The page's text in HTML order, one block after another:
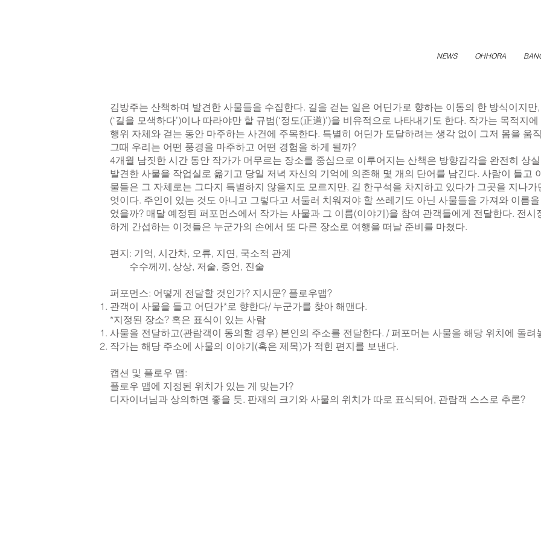
NEWS OHHORA
김방주는 산책하며 발견한 사물들을 수집한다. 길을 걷는 일은 어딘가로 향하는 이동의 한 방식이지
(‘길을 모색하다’)이나 따라야만 할 규범(‘정도(正道)’)을 비유적으로 나타내기도 한다. 작가는 목적지
행위 자체와 걷는 동안 마주하는 사건에 주목한다. 특별히 어딘가 도달하려는 생각 없이 그저 몸을 움
그때 우리는 어떤 풍경을 마주하고 어떤 경험을 하게 될까?
4개월 남짓한 시간 동안 작가가 머무르는 장소를 중심으로 이루어지는 산책은 방향감각을 완전히 상
발견한 사물을 작업실로 옮기고 당일 저녁 자신의 기억에 의존해 몇 개의 단어를 남긴다. 사람이 들고
물들은 그 자체로는 그다지 특별하지 않을지도 모르지만, 길 한구석을 차지하고 있다가 그곳을 지나
엇이다. 주인이 있는 것도 아니고 그렇다고 서둘러 치워져야 할 쓰레기도 아닌 사물들을 가져와 이름
었을까? 매달 예정된 퍼포먼스에서 작가는 사물과 그 이름(이야기)을 참여 관객들에게 전달한다. 전
하게 간섭하는 이것들은 누군가의 손에서 또 다른 장소로 여행을 떠날 준비를 마쳤다.
편지: 기억, 시간차, 오류, 지연, 국소적 관계
수수께끼, 상상, 저술, 증언, 진술
퍼포먼스: 어떻게 전달할 것인가? 지시문? 플로우맵?
관객이 사물을 들고 어딘가*로 향한다/ 누군가를 찾아 해맨다.
*지정된 장소? 혹은 표식이 있는 사람
사물을 전달하고(관람객이 동의할 경우) 본인의 주소를 전달한다. / 퍼포머는 사물을 해당 위치에 돌
작가는 해당 주소에 사물의 이야기(혹은 제목)가 적힌 편지를 보낸다.
캡션 및 플로우 맵:
플로우 맵에 지정된 위치가 있는 게 맞는가?
디자이너님과 상의하면 좋을 듯. 판재의 크기와 사물의 위치가 따로 표식되어, 관람객 스스로 추론?